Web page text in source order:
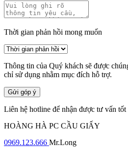
Thời gian phản hồi mong muốn
Thông tin của Quý khách sẽ được
chỉ sử dụng nhằm mục đích hỗ trợ.
Gửi góp ý
Liên hệ hotline để nhận được tư vấn tốt
HOÀNG HÀ PC CẦU GIẤY
0969.123.666 Mr.Long